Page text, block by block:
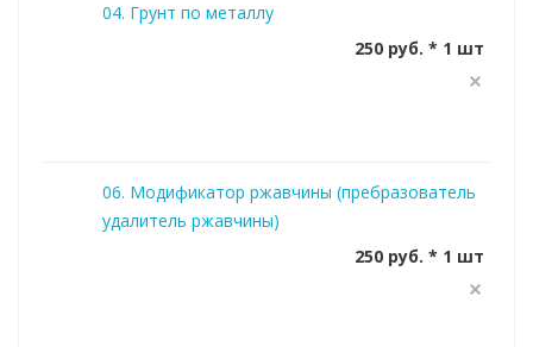
04. Грунт по металлу
250 руб. * 1 шт
06. Модификатор ржавчины (пребразователь
удалитель ржавчины)
250 руб. * 1 шт